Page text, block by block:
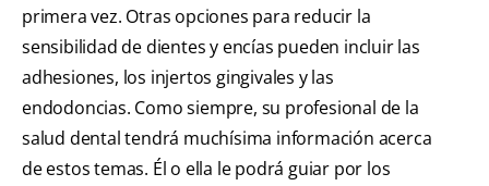
primera vez. Otras opciones para reducir la
sensibilidad de dientes y encías pueden incluir las
adhesiones, los injertos gingivales y las
endodoncias. Como siempre, su profesional de la
salud dental tendrá muchísima información acerca
de estos temas. Él o ella le podrá guiar por los